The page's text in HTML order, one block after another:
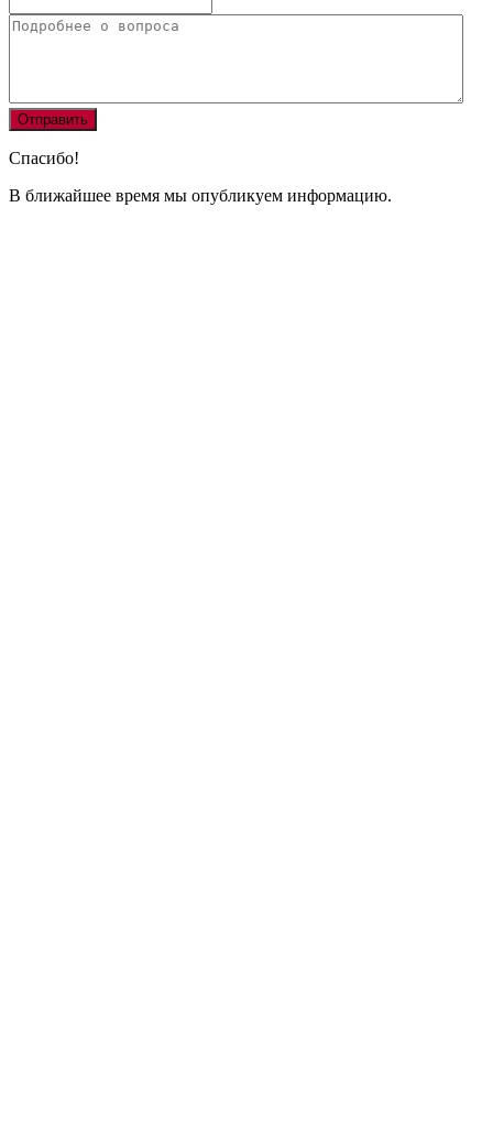
Спасибо!
В ближайшее время мы опубликуем информацию.